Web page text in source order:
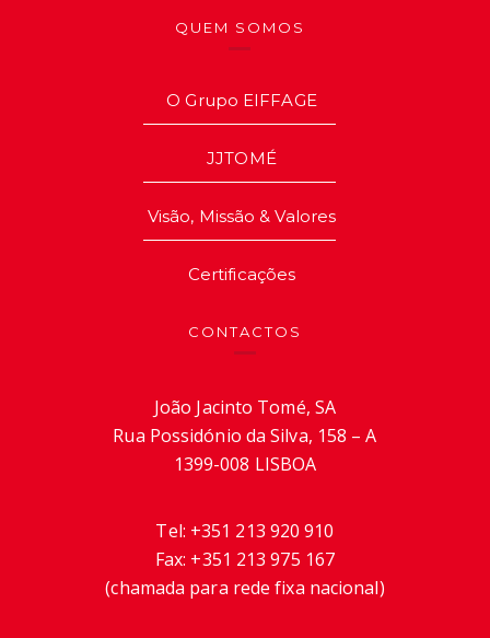
QUEM SOMOS
O Grupo EIFFAGE
JJTOMÉ
Visão, Missão & Valores
Certificações
CONTACTOS
João Jacinto Tomé, SA
Rua Possidónio da Silva, 158 – A
1399-008 LISBOA
Tel: +351 213 920 910
Fax: +351 213 975 167
(chamada para rede fixa nacional)